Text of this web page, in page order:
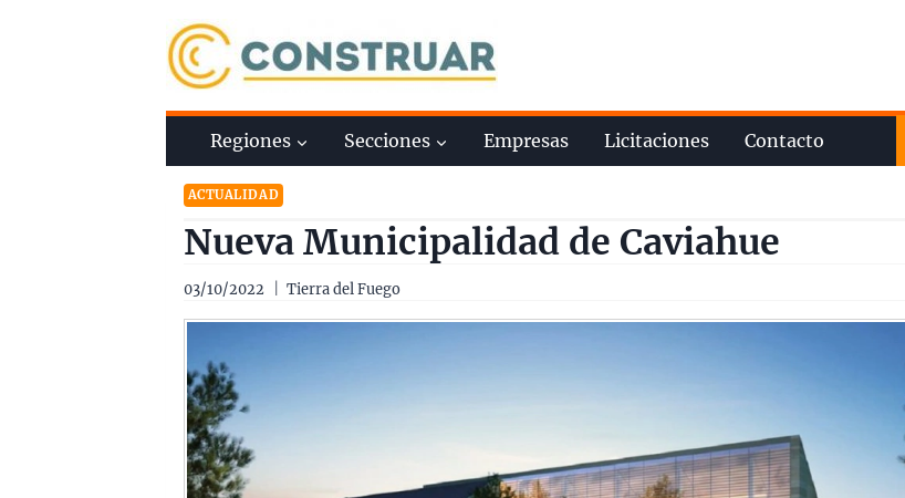
Regiones Secciones Empresas Licitaciones Contacto
ACTUALIDAD
Nueva Municipalidad de Caviahue
03/10/2022 Tierra del Fuego